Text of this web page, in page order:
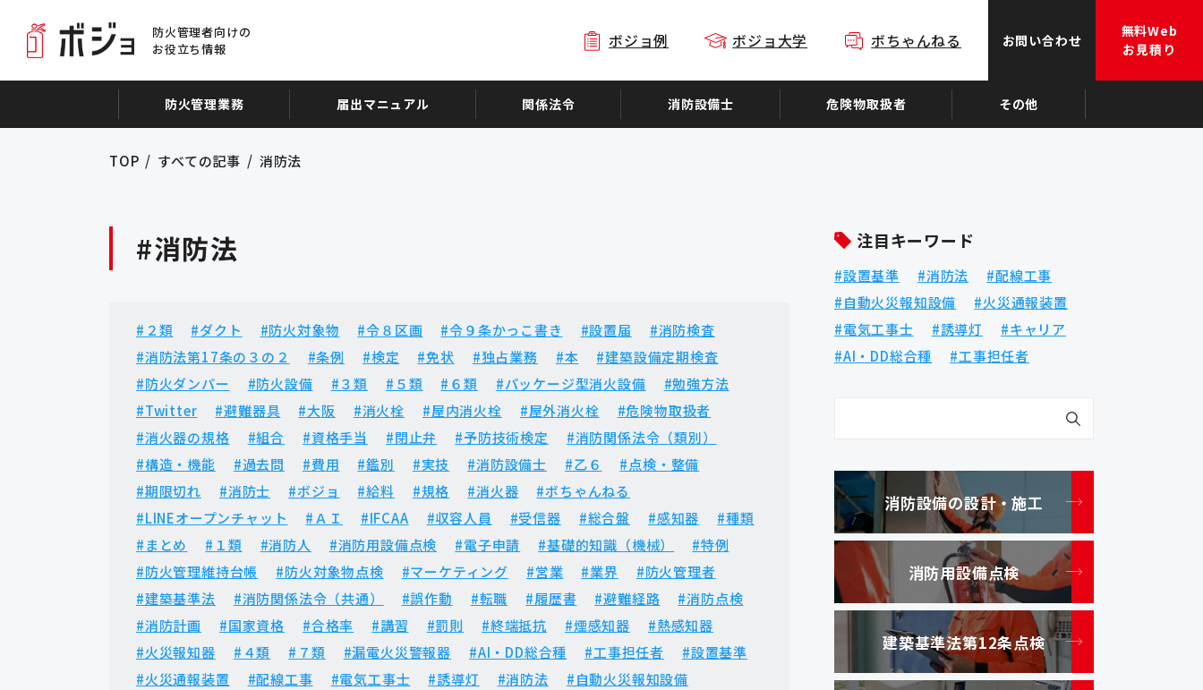
防火管理者向けの
お役立ち情報
ボジョ例 ボジョ大学 ボちゃんねる お問い合わせ
無料Web
お見積り
防火管理業務 届出マニュアル 関係法令 消防設備士 危険物取扱者 その他
TOP すべての記事 消防法
#消防法
#２類 #ダクト #防火対象物 #令８区画 #令９条かっこ書き #設置届
#消防検査
#消防法第17条の３の２
#条例 #検定 #免状 #独占業務 #本
#建築設備定期検査
#防火ダンパー
#防火設備 #３類 #５類 #６類 #パッケージ型消火設備
#勉強方法
#Twitter
#避難器具 #大阪 #消火栓 #屋内消火栓 #屋外消火栓
#危険物取扱者
#消火器の規格
#組合 #資格手当 #閉止弁 #予防技術検定
#消防関係法令（類別）
#構造・機能
#過去問 #費用 #鑑別 #実技 #消防設備士 #乙６
#点検・整備
#期限切れ
#消防士 #ボジョ #給料 #規格 #消火器
#ボちゃんねる
#LINEオープンチャット
#ＡＩ #IFCAA #収容人員 #受信器 #総合盤 #感知器
#種類
#まとめ
#１類 #消防人 #消防用設備点検 #電子申請 #基礎的知識（機械）
#特例
#防火管理維持台帳
#防火対象物点検 #マーケティング #営業 #業界
#防火管理者
#建築基準法
#消防関係法令（共通） #誤作動 #転職 #履歴書 #避難経路
#消防点検
#消防計画
#国家資格 #合格率 #講習 #罰則 #終端抵抗 #煙感知器
#熱感知器
#火災報知器
#４類 #７類 #漏電火災警報器 #AI・DD総合種 #工事担任者
#設置基準
#火災通報装置
#配線工事 #電気工事士 #誘導灯 #消防法
#自動火災報知設備
注目キーワード
設置基準 消防法
配線工事
自動火災報知設備
火災通報装置
電気工事士
誘導灯
キャリア
AI・DD総合種
工事担任者
消防設備の設計・施工
消防用設備点検
建築基準法第12条点検